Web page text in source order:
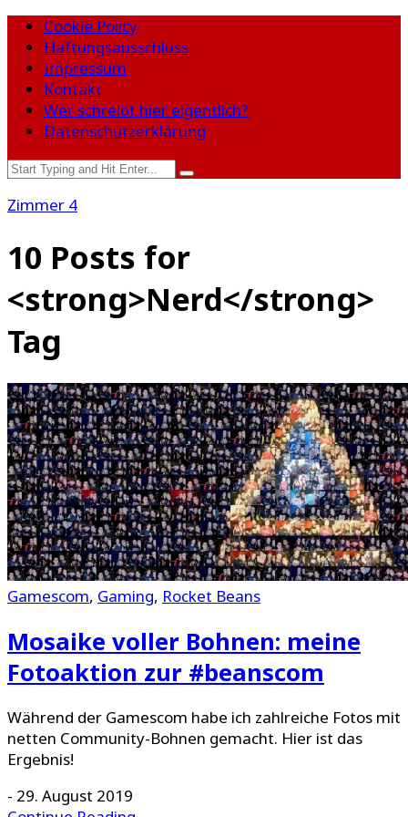
Cookie Policy
Haftungsausschluss
Impressum
Kontakt
Wer schreibt hier eigentlich?
Datenschutzerklärung
Zimmer 4
10 Posts for
<strong>Nerd</strong>
Tag
Gamescom, Gaming, Rocket Beans
Mosaike voller Bohnen: meine
Fotoaktion zur #beanscom
Während der Gamescom habe ich zahlreiche Fotos mit
netten Community-Bohnen gemacht. Hier ist das
Ergebnis!
- 29. August 2019